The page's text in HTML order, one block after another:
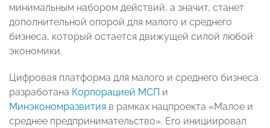
минимальным набором действий, а значит, станет
дополнительной опорой для малого и среднего
бизнеса, который остается движущей силой любой
экономики.
Цифровая платформа для малого и среднего бизнеса
разработана Корпорацией МСП и
Минэкономразвития в рамках нацпроекта «Малое и
среднее предпринимательство». Его инициировал